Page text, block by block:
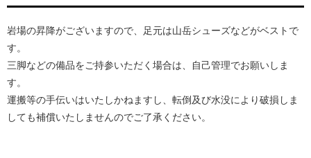
岩場の昇降がございますので、足元は山岳シューズなどがベストで
す。
三脚などの備品をご持参いただく場合は、自己管理でお願いしま
す。
運搬等の手伝いはいたしかねますし、転倒及び水没により破損しま
しても補償いたしませんのでご了承ください。